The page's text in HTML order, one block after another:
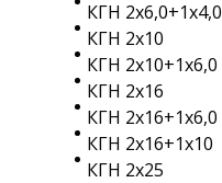
КГН 2х6,0+1х4,0
КГН 2х10
КГН 2х10+1х6,0
КГН 2х16
КГН 2х16+1х6,0
КГН 2х16+1х10
КГН 2х25